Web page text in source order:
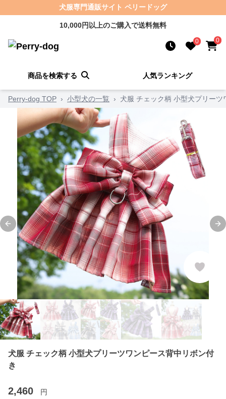
犬服専門通販サイト ペリードッグ
10,000円以上のご購入で送料無料
0 0
商品を検索する 人気ランキング
Perry-dog TOP › 小型犬の一覧 › 犬服 チェック柄 小型犬プリー
Previous slide
犬服 チェック柄 小型犬プリーツワンピース背中リボン付
き
2,460 円